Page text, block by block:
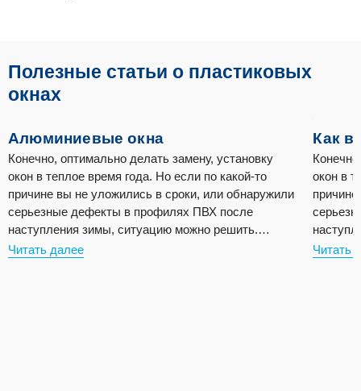
Полезные статьи о пластиковых
окнах
Алюминиевые окна
Конечно, оптимально делать замену, установку
окон в теплое время года. Но если по какой-то
причине вы не уложились в сроки, или обнаружили
серьезные дефекты в профилях ПВХ после
наступления зимы, ситуацию можно решить.
Рассмотрим особенности установки окон в морозы
Читать далее
Как
окон в
Читать